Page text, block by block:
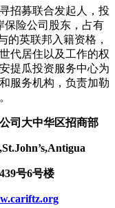
招募联合发起人，投
保险公司股东，占有
的英联邦入籍资格，
代居住以及工作的权
提瓜投资服务中心为
服务机构，负责加勒
司大中华区招商部
号6号楼